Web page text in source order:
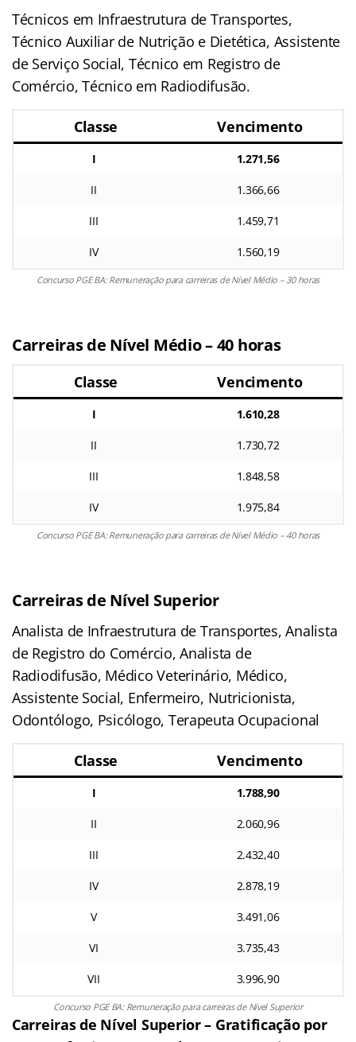
Técnicos em Infraestrutura de Transportes,
Técnico Auxiliar de Nutrição e Dietética, Assistente
de Serviço Social, Técnico em Registro de
Comércio, Técnico em Radiodifusão.
Classe Vencimento
I 1.271,56
II 1.366,66
III 1.459,71
IV 1.560,19
Concurso PGE BA: Remuneração para carreiras de Nível Médio – 30 horas
Carreiras de Nível Médio – 40 horas
Classe Vencimento
I 1.610,28
II 1.730,72
III 1.848,58
IV 1.975,84
Concurso PGE BA: Remuneração para carreiras de Nível Médio – 40 horas
Carreiras de Nível Superior
Analista de Infraestrutura de Transportes, Analista
de Registro do Comércio, Analista de
Radiodifusão, Médico Veterinário, Médico,
Assistente Social, Enfermeiro, Nutricionista,
Odontólogo, Psicólogo, Terapeuta Ocupacional
Classe Vencimento
I 1.788,90
II 2.060,96
III 2.432,40
IV 2.878,19
V 3.491,06
VI 3.735,43
VII 3.996,90
Concurso PGE BA: Remuneração para carreiras de Nível Superior
Carreiras de Nível Superior – Gratificação por